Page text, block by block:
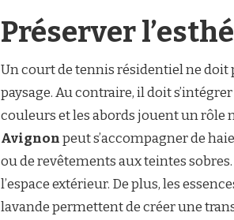
Préserver
Un court de tennis résidentiel ne doit
paysage. Au contraire, il doit
couleurs et les abords jouent un rôle
Avignonpeut s’accompagner de
ou de revêtements aux teintes
l’espace extérieur. De plus, les
lavande permettent de créer une